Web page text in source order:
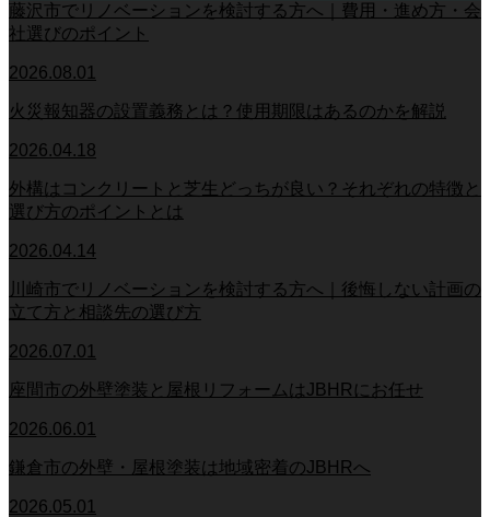
藤沢市でリノベーションを検討する方へ｜費用・進め方・会
社選びのポイント
2026.08.01
火災報知器の設置義務とは？使用期限はあるのかを解説
2026.04.18
外構はコンクリートと芝生どっちが良い？それぞれの特徴と
選び方のポイントとは
2026.04.14
川崎市でリノベーションを検討する方へ｜後悔しない計画の
立て方と相談先の選び方
2026.07.01
座間市の外壁塗装と屋根リフォームはJBHRにお任せ
2026.06.01
鎌倉市の外壁・屋根塗装は地域密着のJBHRへ
2026.05.01